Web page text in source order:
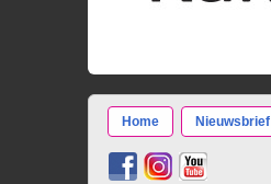
Home Nieuwsbrief